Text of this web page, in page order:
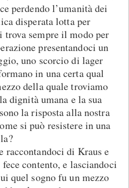
perdendo l’umanità dei
disperata lotta per
trova sempre il modo per
presentandoci un
uno scorcio di lager
in una certa qual
della quale troviamo
dignità umana e la sua
la risposta alla nostra
si può resistere in una
raccontandoci di Kraus e
contento, e lasciandoci
quel sogno fu un mezzo